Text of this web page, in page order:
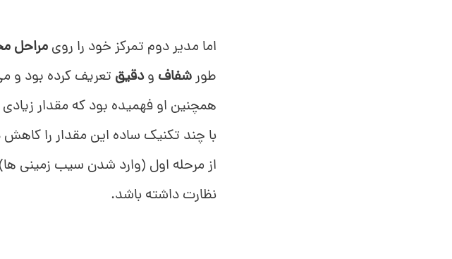
اما مدیر دوم تمرکز خود را رویمراحل
طورشفاف ودقیق تعریف کرده بود و
همچنین او فهمیده بود که مقدار
با چند تکنیک ساده این مقدار را
از مرحله اول (وارد شدن سیب زمینی
نظارت داشته باشد.